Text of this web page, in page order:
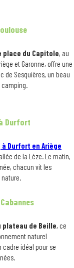
place du Capitole, au
et Garonne, offre une
de Sesquières, un beau
camping.
Durfort
Durfort en Ariège
de la Lèze. Le matin,
chacun vit les
plateau de Beille, ce
naturel
cadre idéal pour se